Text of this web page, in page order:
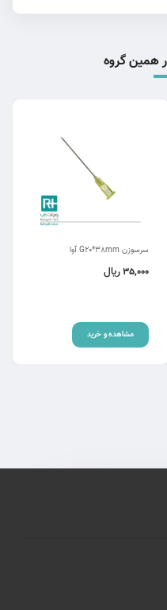
همین گروه
سرسوزن G20*38mm آوا
35,000ریال
مشاهده و خرید